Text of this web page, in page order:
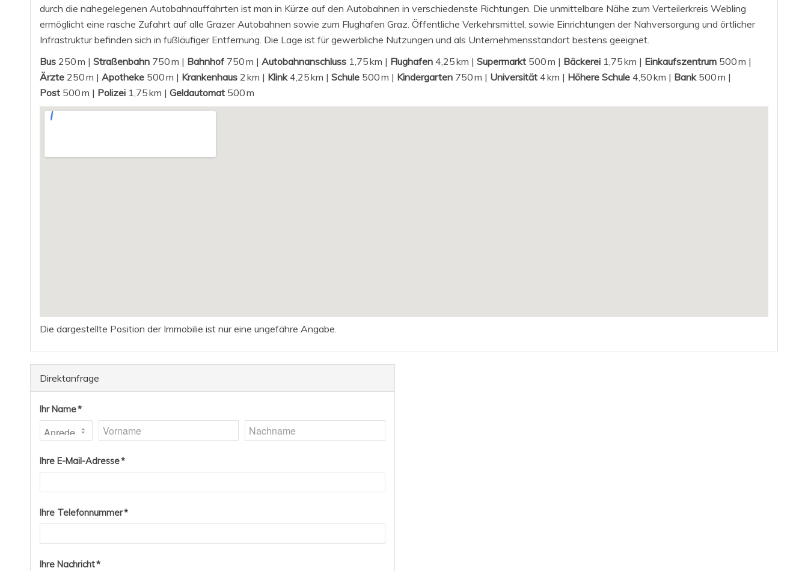
durch die nahegelegenen Autobahnauffahrten ist man in Kürze auf den Autobahnen in verschiedenste Richtungen. Die unmittelbare Nähe zum Verteilerkreis Webling
ermöglicht eine rasche Zufahrt auf alle Grazer Autobahnen sowie zum Flughafen Graz. Öffentliche Verkehrsmittel, sowie Einrichtungen der Nahversorgung und örtlicher
Infrastruktur befinden sich in fußläufiger Entfernung. Die Lage ist für gewerbliche Nutzungen und als Unternehmensstandort bestens geeignet.
Bus 250 m | Straßenbahn 750 m | Bahnhof 750 m | Autobahnanschluss 1,75 km | Flughafen 4,25 km | Supermarkt 500 m | Bäckerei 1,75 km | Einkaufszentrum 500 m |
Ärzte 250 m | Apotheke 500 m | Krankenhaus 2 km | Klink4,25 km | Schule 500 m | Kindergarten 750 m | Universität 4 km | Höhere Schule 4,50 km | Bank500 m |
Post 500 m | Polizei 1,75 km | Geldautomat 500 m
Die dargestellte Position der Immobilie ist nur eine ungefähre Angabe.
Direktanfrage
Ihr Name *
Ihre E-Mail-Adresse *
Ihre Telefonnummer *
Ihre Nachricht *